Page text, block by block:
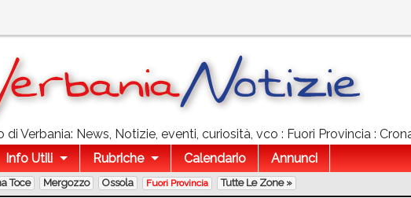
di Verbania: News, Notizie, eventi, curiosità, vco : Fuori Provincia :
Info Utili Rubriche Calendario Annunci
Toce Mergozzo Ossola Fuori Provincia Tutte Le Zone »